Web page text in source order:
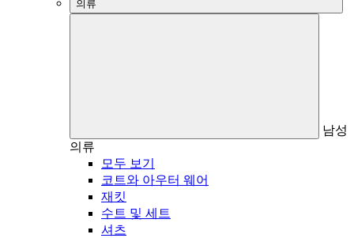
의류
남성
의류
모두 보기
코트와 아우터 웨어
재킷
수트 및 세트
셔츠